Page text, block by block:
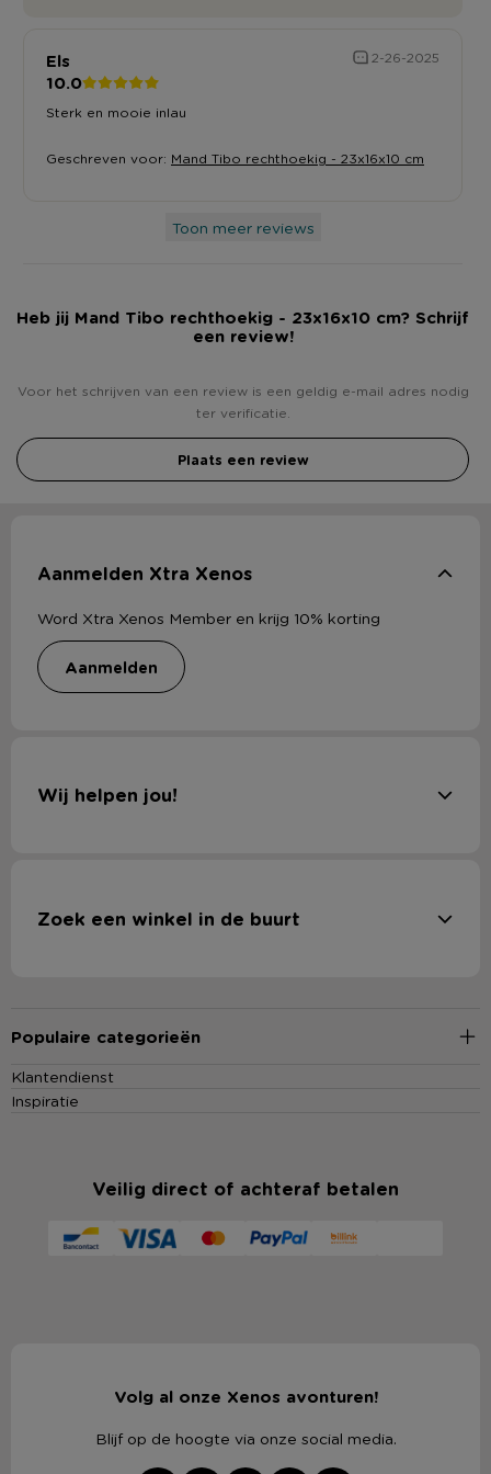
Els 2-26-2025
10.0
Sterk en mooie inlau
Geschreven voor: Mand Tibo rechthoekig - 23x16x10 cm
Toon meer reviews
Heb jij Mand Tibo rechthoekig - 23x16x10 cm? Schrijf
een review!
Voor het schrijven van een review is een geldig e-mail adres nodig
ter verificatie.
Plaats een review
Aanmelden Xtra Xenos
Word Xtra Xenos Member en krijg 10% korting
aanmelden
Wij helpen jou!
Zoek een winkel in de buurt
Populaire categorieën
Klantendienst
Inspiratie
Veilig direct of achteraf betalen
Volg al onze Xenos avonturen!
Blijf op de hoogte via onze social media.